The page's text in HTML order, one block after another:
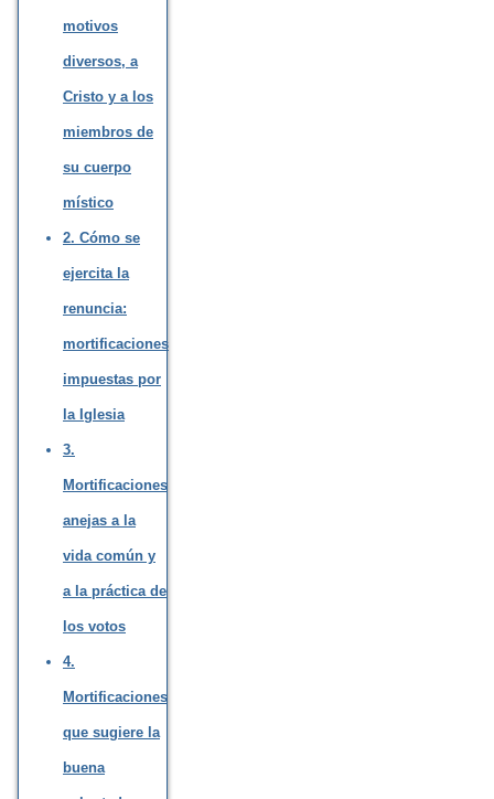
motivos
diversos, a
Cristo y a los
miembros de
su cuerpo
místico
2. Cómo se
ejercita la
renuncia:
mortificaciones
impuestas por
la Iglesia
3.
Mortificaciones
anejas a la
vida común y
a la práctica de
los votos
4.
Mortificaciones
que sugiere la
buena